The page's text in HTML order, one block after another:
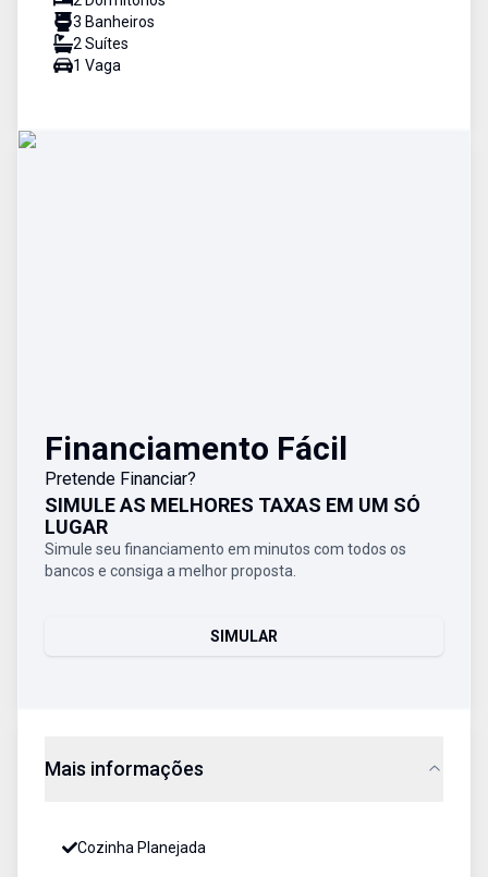
3 Banheiros
2 Suítes
1 Vaga
Financiamento Fácil
Pretende Financiar?
SIMULE AS MELHORES TAXAS EM UM SÓ
LUGAR
Simule seu financiamento em minutos com todos os
bancos e consiga a melhor proposta.
SIMULAR
Mais informações
Cozinha Planejada